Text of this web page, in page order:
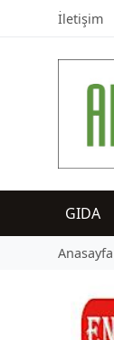
İletişim
GIDA
Anasayfa